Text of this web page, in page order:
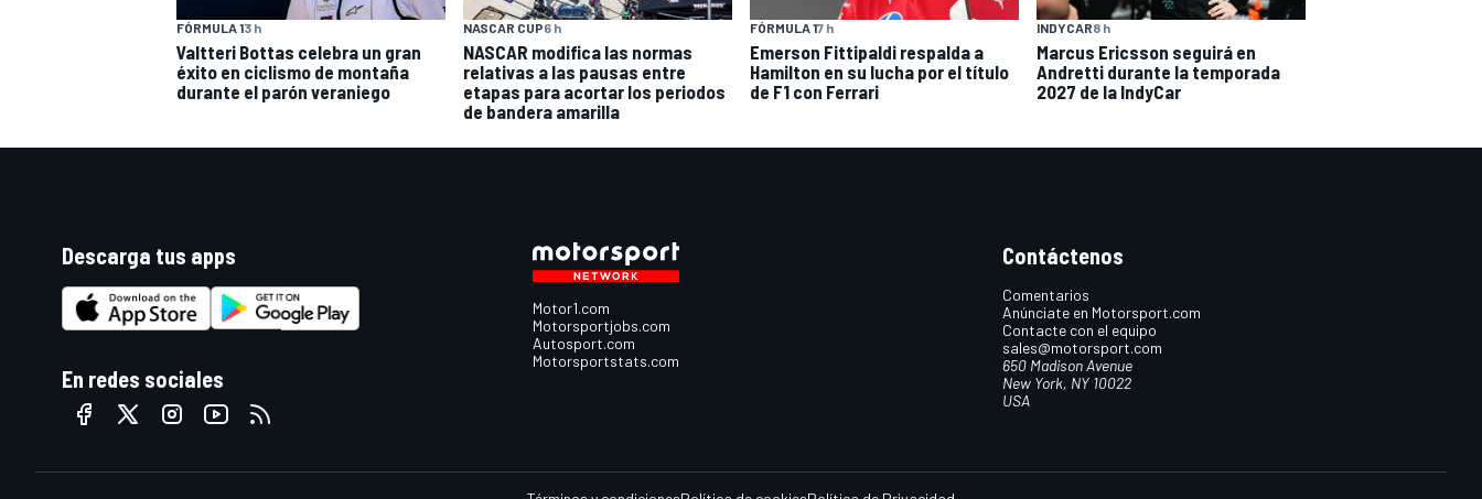
FÓRMULA 13 h
Valtteri Bottas celebra un gran
éxito en ciclismo de montaña
durante el parón veraniego
NASCAR CUP6 h
NASCAR modifica las normas
relativas a las pausas entre
etapas para acortar los periodos
de bandera amarilla
FÓRMULA 17 h
Emerson Fittipaldi respalda a
Hamilton en su lucha por el título
de F1 con Ferrari
INDYCAR8 h
Marcus Ericsson seguirá en
Andretti durante la temporada
2027 de la IndyCar
Descarga tus apps
En redes sociales
Motor1.com
Motorsportjobs.com
Autosport.com
Motorsportstats.com
Contáctenos
Comentarios
Anúnciate en Motorsport.com
Contacte con el equipo
sales@motorsport.com
650 Madison Avenue
New York, NY 10022
USA